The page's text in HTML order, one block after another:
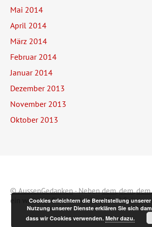
Mai 2014
April 2014
März 2014
Februar 2014
Januar 2014
Dezember 2013
November 2013
Oktober 2013
© AussenGedanken- Nebendem,dem,dem
ein weiterer Service der NachDenkSeiten.
Cookies erleichtern die Bereitstellung
Nutzung unserer Dienste erklären Sie sich
dass wir Cookies verwenden.Mehr dazu.